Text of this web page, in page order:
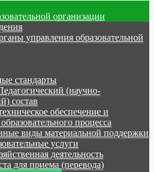
организации
управления образовательной
стандарты
(научно-
состав
обеспечение и
процесса
виды материальной поддержки
услуги
деятельность
для приема (перевода)